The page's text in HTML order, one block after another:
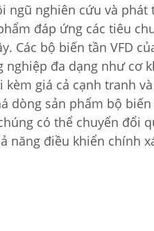
ngũ nghiên cứu và
đáp ứng các tiêu
Các bộ biến tần VFD
nghiệp đa dạng như cơ
kèm giá cả cạnh tranh
dòng sản phẩm bộ
có thể chuyển đổi
năng điều khiển chính